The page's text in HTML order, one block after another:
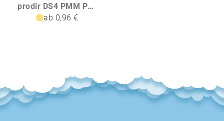
prodir DS4 PMM Push Kugelschreiber
ab 0,96 €